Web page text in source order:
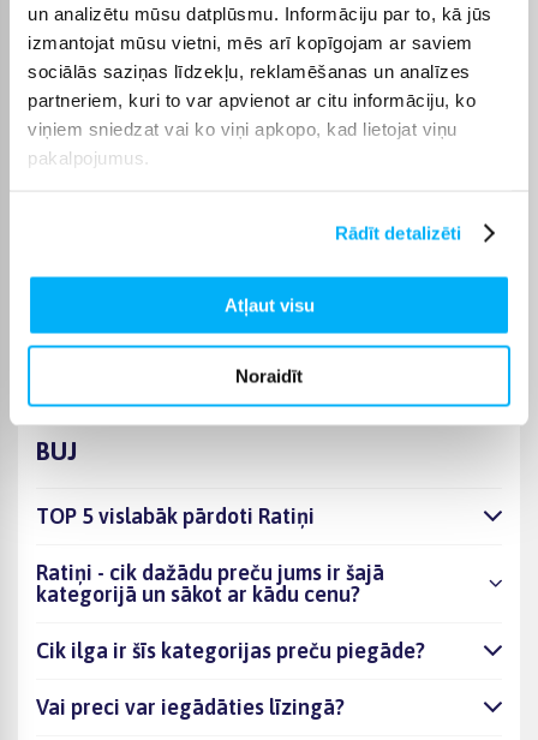
un analizētu mūsu datplūsmu. Informāciju par to, kā jūs
izmantojat mūsu vietni, mēs arī kopīgojam ar saviem
sociālās saziņas līdzekļu, reklamēšanas un analīzes
partneriem, kuri to var apvienot ar citu informāciju, ko
viņiem sniedzat vai ko viņi apkopo, kad lietojat viņu
pakalpojumus.
Rādīt detalizēti
Atļaut visu
Noraidīt
ņemt vērā riteņu tipu, amortizāciju, svaru un to, cik viegli
ratiņus var salocīt un transportēt.
Kam piemēroti
Sporta ratiņi ir piemēroti vecākiem ar aktīvu dzīvesveidu, kuri
vēlas būt kustībā kopā ar bērnu. Tie ir ideāli piemēroti
pastaigām, skrējieniem vai izbraucieniem dabā, nodrošinot gan
Iegādājoties sporta ratiņus, Bigbox piedāvā iespēju izmantot
bezprocentu nomaksu līdz 6 mēnešiem. Pārbaudiet pie katra
BUJ
TOP 5 vislabāk pārdoti Ratiņi
Ratiņi - cik dažādu preču jums ir šajā
kategorijā un sākot ar kādu cenu?
Cik ilga ir šīs kategorijas preču piegāde?
Vai preci var iegādāties līzingā?